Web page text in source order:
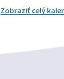
Zobraziť celý